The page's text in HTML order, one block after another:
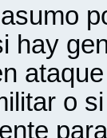
hay
o